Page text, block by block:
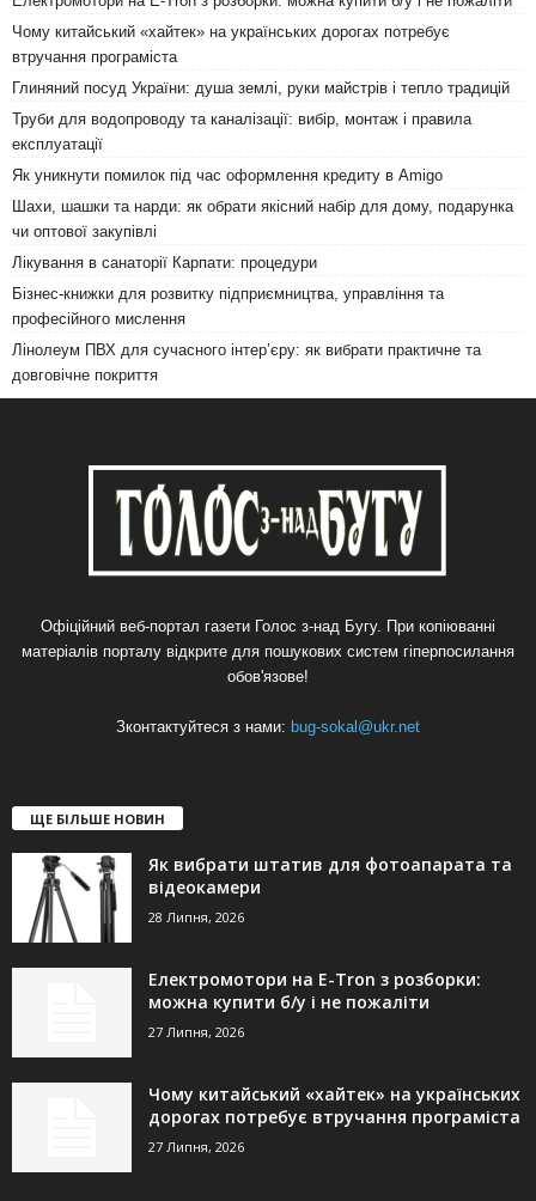
Чому китайський «хайтек» на українських дорогах потребує
втручання програміста
Глиняний посуд України: душа землі, руки майстрів і тепло традицій
Труби для водопроводу та каналізації: вибір, монтаж і правила
експлуатації
Як уникнути помилок під час оформлення кредиту в Amigo
Шахи, шашки та нарди: як обрати якісний набір для дому, подарунка
чи оптової закупівлі
Лікування в санаторії Карпати: процедури
Бізнес-книжки для розвитку підприємництва, управління та
професійного мислення
Лінолеум ПВХ для сучасного інтер’єру: як вибрати практичне та
довговічне покриття
Офіційний веб-портал газети Голос з-над Бугу. При копіюванні
матеріалів порталу відкрите для пошукових систем гіперпосилання
обов'язове!
Зконтактуйтеся з нами: bug-sokal@ukr.net
ЩЕ БІЛЬШЕ НОВИН
Як вибрати штатив для фотоапарата та
відеокамери
28 Липня, 2026
Електромотори на E-Tron з розборки:
можна купити б/у і не пожаліти
27 Липня, 2026
Чому китайський «хайтек» на українських
дорогах потребує втручання програміста
27 Липня, 2026